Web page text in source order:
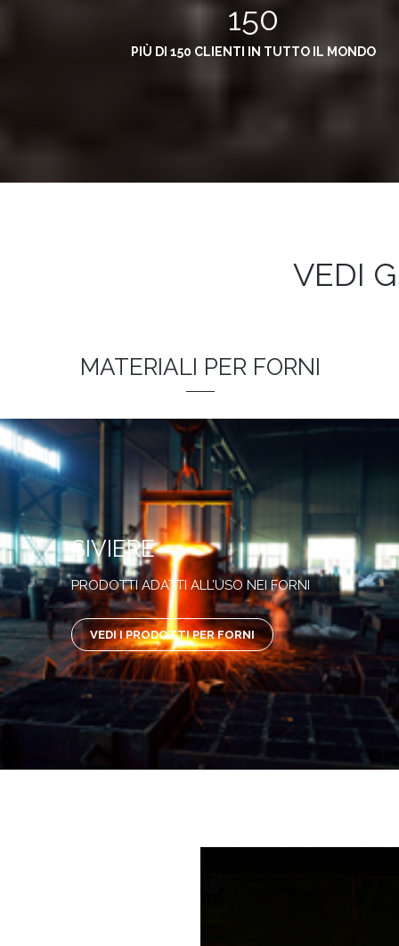
150
PIÙ DI 150 CLIENTI IN TUTTO IL MONDO
VEDI
MATERIALI PER FORNI
SIVIERE
PRODOTTI ADATTI ALL’USO NEI FORNI
VEDI I PRODOTTI PER FORNI